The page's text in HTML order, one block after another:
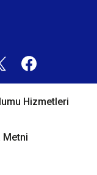
Hizmetleri
Metni